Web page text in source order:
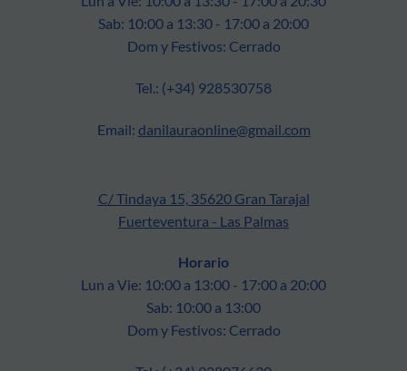
Sab: 10:00 a 13:30 - 17:00 a 20:00
Dom y Festivos: Cerrado
Tel.: (+34) 928530758
Email: danilauraonline@gmail.com
C/ Tindaya 15, 35620 Gran Tarajal
Fuerteventura - Las Palmas
Horario
Lun a Vie: 10:00 a 13:00 - 17:00 a 20:00
Sab: 10:00 a 13:00
Dom y Festivos: Cerrado